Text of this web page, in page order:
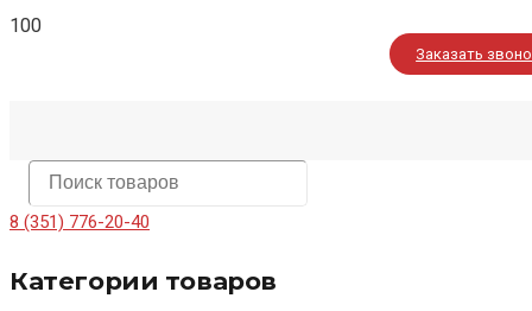
Заказать
8 (351) 776-20-40
Категории товаров